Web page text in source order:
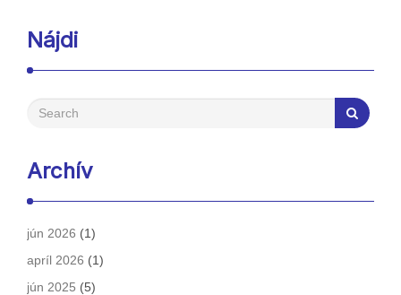
Nájdi
Archív
jún 2026 (1)
apríl 2026 (1)
jún 2025 (5)